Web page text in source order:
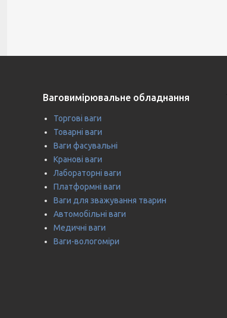
Ваговимірювальне обладнання
Торгові ваги
Товарні ваги
Ваги фасувальні
Кранові ваги
Лабораторні ваги
Платформні ваги
Ваги для зважування тварин
Автомобільні ваги
Медичні ваги
Ваги-вологоміри